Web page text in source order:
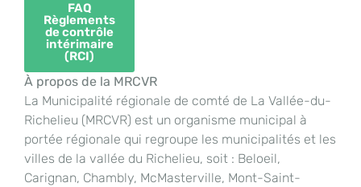
FAQ
Règlements
de contrôle
intérimaire
(RCI)
À propos de la MRCVR
La Municipalité régionale de comté de La Vallée-du-
Richelieu (MRCVR) est un organisme municipal à
portée régionale qui regroupe les municipalités et les
villes de la vallée du Richelieu, soit : Beloeil,
Carignan, Chambly, McMasterville, Mont-Saint-